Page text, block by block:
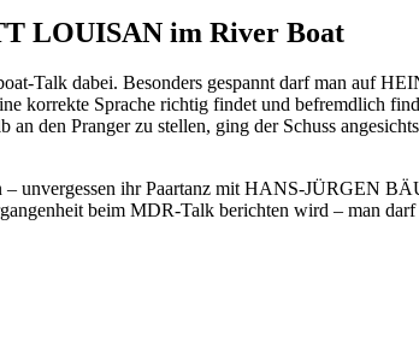
LOUISAN im River Boat
Talk dabei. Besonders gespannt darf man auf
korrekte Sprache richtig findet und befremdlich
den Pranger zu stellen, ging der Schuss
ihr Paartanz mit HANS-JÜRGEN
beim MDR-Talk berichten wird – man darf